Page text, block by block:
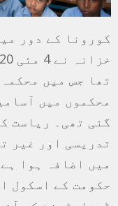
کورونا کے دور
تھا جس میں
محکموں میں
گئی تھی۔ ریاست
تدریسی اور غیر
حکومت کے اسکول